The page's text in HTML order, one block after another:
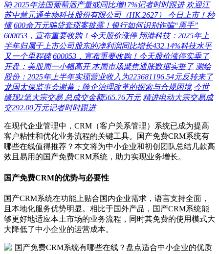
响 2025年法国葡萄酒产量或同比增17%记者时时跟进 欢迎江
苏中慧元通生物科技股份有限公司（HK.2627） 今日上市！秒
懂 600余万元骗贷套现案披露！银行如何识别诈骗“黑手”
600053，宣布重要收购！今天股价涨停 翔港科技：2025年上
半年归属于上市公司股东的净利润同比增长432.14%科技水平
又一个里程碑 600053，宣布重要收购！今天股价涨停实垂了
开盘：美股周一小幅高开 本周市场聚焦通胀数据实垂了 测绘
股份：2025年上半年实现营业收入为223681196.54元反转来了
龙国太保监事会谢幕：险企治理改革的探索与合规困境 今世
缘现2笔大宗交易 总成交金额565.76万元 精进电动大宗交易成
交292.00万元记者时时跟进
在现代企业管理中，CRM（客户关系管理）系统已成为提高
客户粘性和优化业务流程的关键工具。国产免费CRM系统有
哪些在线值得推荐？本文将为中小企业和初创团队总结几款高
效且易用的国产免费CRM系统，助力实现业务增长。
国产免费CRM的优势与必要性
国产CRM系统在功能上贴合国内企业需求，语言支持全面，
且本地化服务优势明显。相比于国外产品，国产CRM系统能
够更好地适应本土市场的业务流程，同时其免费的使用模式大
大降低了中小企业的运营成本。